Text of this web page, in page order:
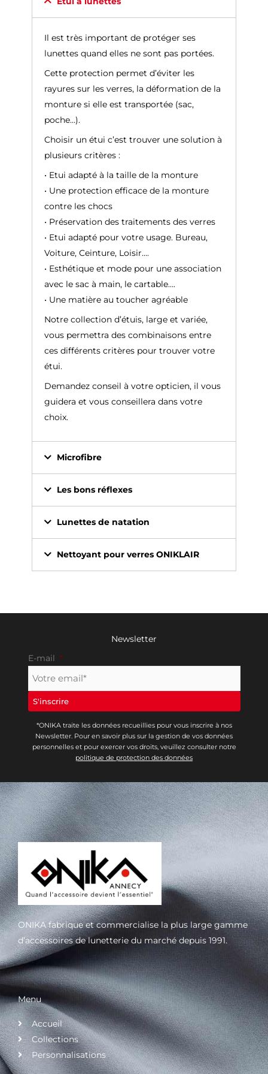
Il est très important de protéger ses
lunettes quand elles ne sont pas portées.
Cette protection permet d’éviter les
rayures sur les verres, la déformation de la
monture si elle est transportée (sac,
poche…).
Choisir un étui c’est trouver une solution à
plusieurs critères :
• Etui adapté à la taille de la monture
• Une protection efficace de la monture
contre les chocs
• Préservation des traitements des verres
• Etui adapté pour votre usage. Bureau,
Voiture, Ceinture, Loisir….
• Esthétique et mode pour une association
avec le sac à main, le cartable….
• Une matière au toucher agréable
Notre collection d’étuis, large et variée,
vous permettra des combinaisons entre
ces différents critères pour trouver votre
étui.
Demandez conseil à votre opticien, il vous
guidera et vous conseillera dans votre
choix.
Microfibre
Les bons réflexes
Lunettes de natation
Nettoyant pour verres ONIKLAIR
Newsletter
E-mail *
*ONIKA traite les données recueillies pour vous inscrire à nos
Newsletter. Pour en savoir plus sur la gestion de vos données
personnelles et pour exercer vos droits, veuillez consulter notre
politique de protection des données
ONIKA fabrique et commercialise la plus large gamme
d’accessoires de lunetterie du marché depuis 1991.
Menu
Accueil
Collections
Personnalisations